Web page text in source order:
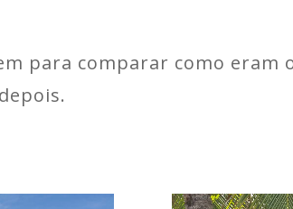
para comparar como eram